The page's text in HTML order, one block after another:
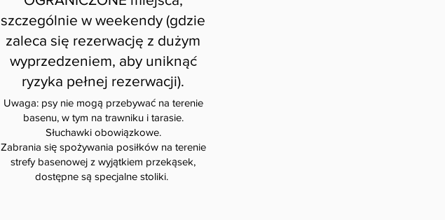
szczególnie w weekendy (gdzie
zaleca się rezerwację z dużym
wyprzedzeniem, aby uniknąć
ryzyka pełnej rezerwacji).
Uwaga: psy nie mogą przebywać na terenie
basenu, w tym na trawniku i tarasie.
Słuchawki obowiązkowe.
Zabrania się spożywania posiłków na terenie
strefy basenowej z wyjątkiem przekąsek,
dostępne są specjalne stoliki.